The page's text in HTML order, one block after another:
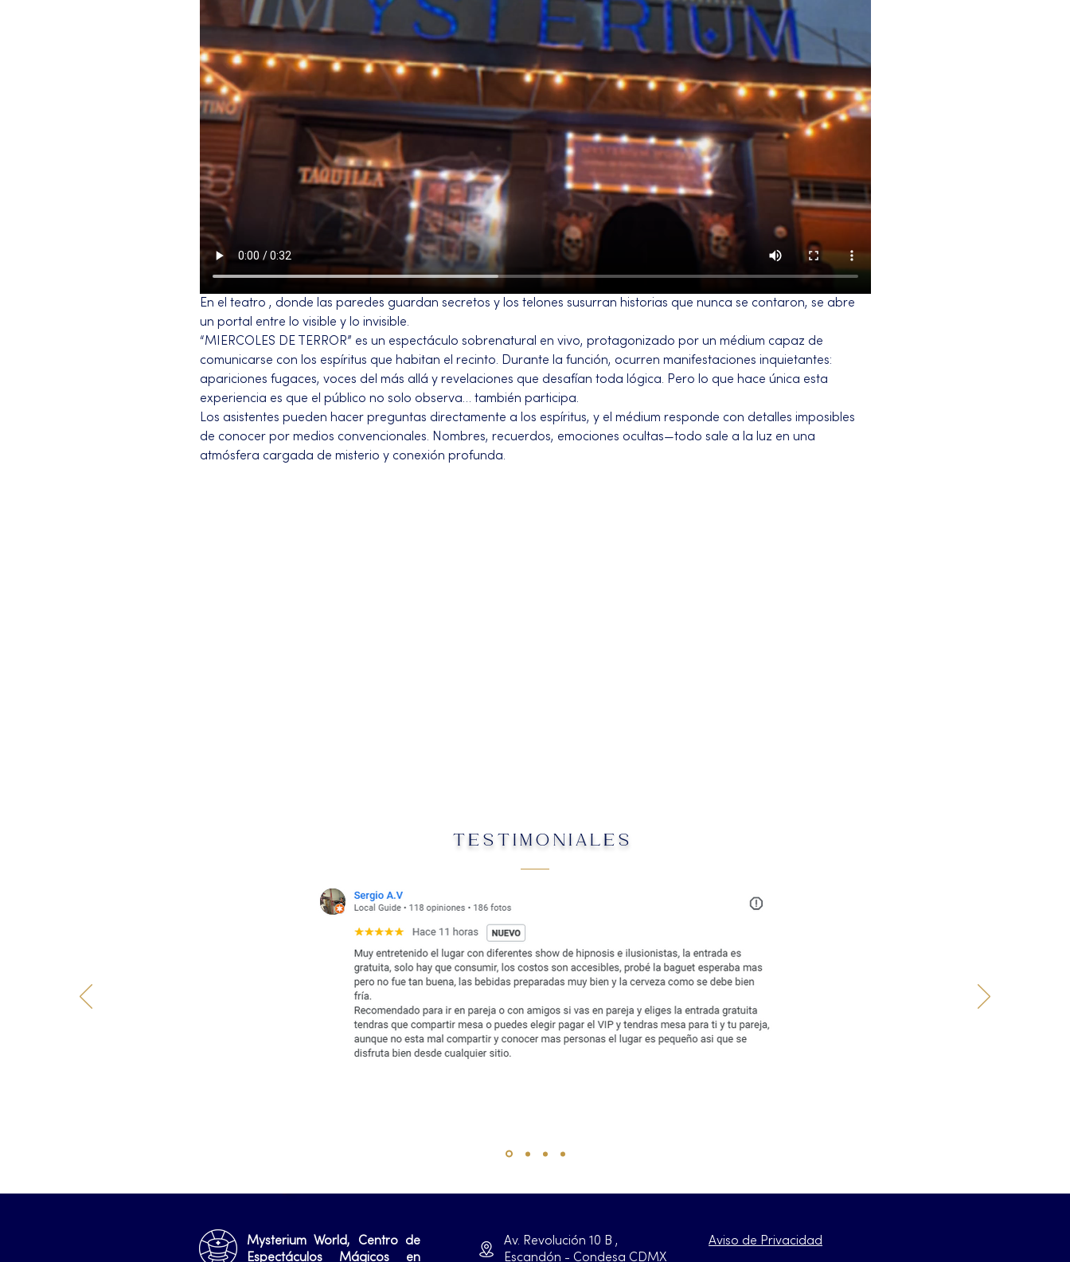
En el teatro , donde las paredes guardan secretos y los telones susurran historias que nunca se contaron, se abre
un portal entre lo visible y lo invisible.
“MIERCOLES DE TERROR” es un espectáculo sobrenatural en vivo, protagonizado por un médium capaz de
comunicarse con los espíritus que habitan el recinto. Durante la función, ocurren manifestaciones inquietantes:
apariciones fugaces, voces del más allá y revelaciones que desafían toda lógica. Pero lo que hace única esta
experiencia es que el público no solo observa… también participa.
Los asistentes pueden hacer preguntas directamente a los espíritus, y el médium responde con detalles imposibles
de conocer por medios convencionales. Nombres, recuerdos, emociones ocultas—todo sale a la luz en una
atmósfera cargada de misterio y conexión profunda.
TESTIMONIALES
Mysterium World, Centro de
Espectáculos Mágicos en
Av. Revolución 10 B ,
Escandón - Condesa CDMX
Aviso de Privacidad